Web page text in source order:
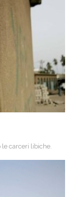
carceri libiche.